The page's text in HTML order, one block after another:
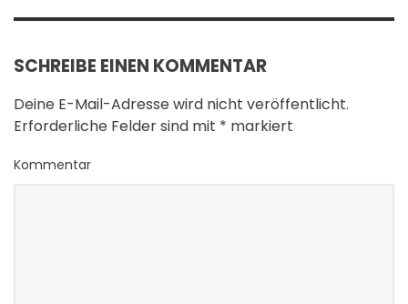
SCHREIBE EINEN KOMMENTAR
Deine E-Mail-Adresse wird nicht veröffentlicht.
Erforderliche Felder sind mit * markiert
Kommentar